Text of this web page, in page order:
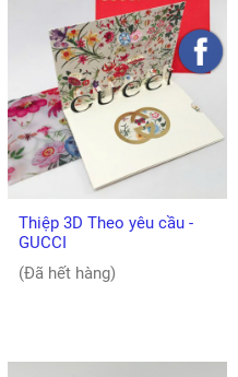
Thiệp 3D Theo yêu cầu -
GUCCI
(Đã hết hàng)